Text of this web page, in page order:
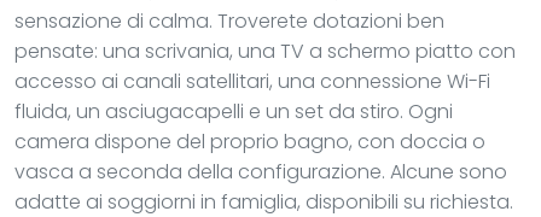
sensazione di calma. Troverete dotazioni ben
pensate: una scrivania, una TV a schermo piatto con
accesso ai canali satellitari, una connessione Wi-Fi
fluida, un asciugacapelli e un set da stiro. Ogni
camera dispone del proprio bagno, con doccia o
vasca a seconda della configurazione. Alcune sono
adatte ai soggiorni in famiglia, disponibili su richiesta.